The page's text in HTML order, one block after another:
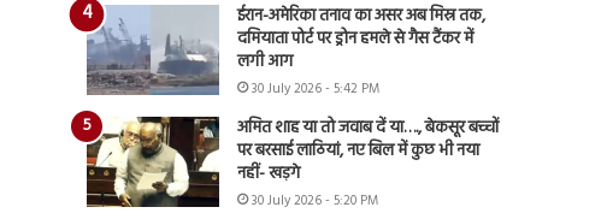
ईरान-अमेरिका तनाव का असर अब मिस्र तक,
दमियाता पोर्ट पर ड्रोन हमले से गैस टैंकर में
लगी आग
30 July 2026 - 5:42 PM
अमित शाह या तो जवाब दें या…., बेकसूर बच्चों
पर बरसाई लाठियां, नए बिल में कुछ भी नया
नहीं- खड़गे
30 July 2026 - 5:20 PM